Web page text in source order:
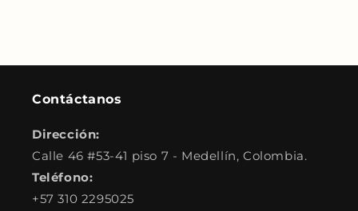
Contáctanos
Dirección:
Calle 46 #53-41 piso 7 - Medellín, Colombia.
Teléfono:
+57 310 2295025